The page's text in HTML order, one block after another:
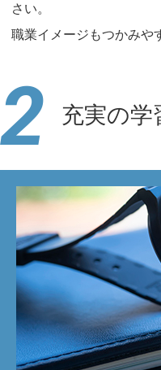
さい。
職業イメージもつかみや
2 充実の学